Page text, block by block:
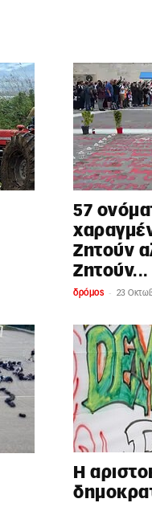
57
Ζητούν
Ζητούν...
δρόμος - 23
Η